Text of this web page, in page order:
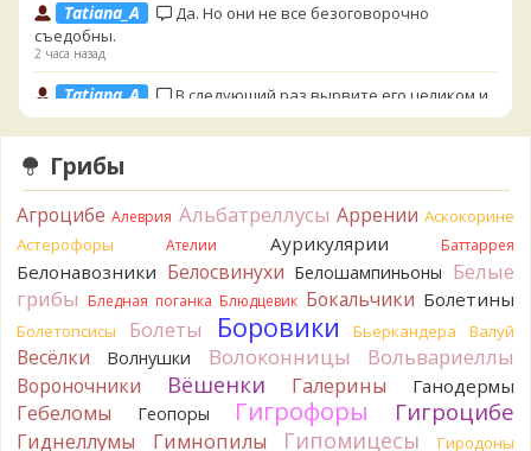
Tatiana_A
Да. Но они не все безоговорочно
съедобны.
2 часа назад
Tatiana_A
В следующий раз вырвите его целиком и
разрежьте ножку вертикально. Именно вертикально.
Пожелтение у самого основания - значит, Ш. Желтокожий,
ядовит. Иногда полезно гриб сварить, Желтокожий и еще
несколько ядовитых начинают жутко вонять химией, и
вода желтеет.
2 часа назад
Кирилл
Спасибо, а можно быть хотя бы уверенным,
что это сыроежки? Полости в ножке нет, но центральная
часть видно, что другого цвета немного. Изменения цвета
на срезе нет. Росли на опушке под не старым дубом.
Кожица со шляпки вообще не снимается, вместо этого
обламываются края шляпки.
3 часа назад
Кирилл
Спасибо, а определить вид шампиньона не
Грибы
Агроцибе Алеврия Альбатреллусы Аррении Аскокорине
Астерофоры
Ателии Аурикулярии Баттаррея
Белонавозники Белосвинухи Белошампиньоны Белые
грибы Бледная поганка Блюдцевик Бокальчики Болетины
Болетопсисы Болеты Боровики Бьеркандера Валуй
Весёлки Волнушки Волоконницы Вольвариеллы
Вороночники Вёшенки Галерины Ганодермы
Гебеломы Геопоры Гигрофоры Гигроцибе
Гиднеллумы Гимнопилы Гипомицесы Гиродоны